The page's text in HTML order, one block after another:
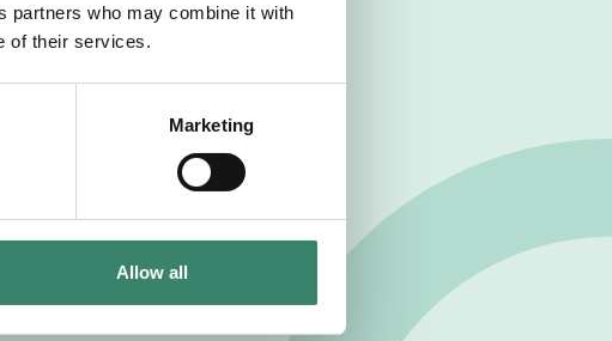
partners who may combine it with
of their services.
Marketing
Allow all